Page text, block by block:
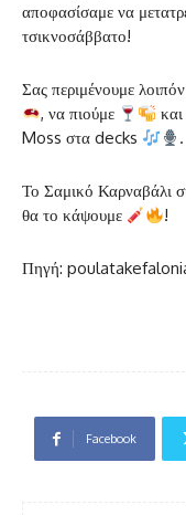
αποφασίσαμε να
τσικνοσάββατο!
Σας περιμένουμε
, να πιούμε
Moss στα decks
.
Το Σαμικό Καρναβάλι
θα το κάψουμε
!
Πηγή:
Facebook